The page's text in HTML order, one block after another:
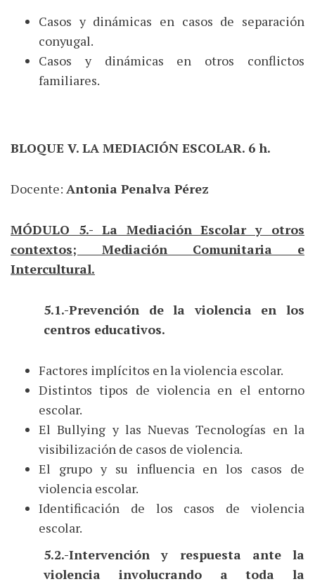
Casos y dinámicas en casos de separación
conyugal.
Casos y dinámicas en otros conflictos
familiares.
BLOQUE V. LA MEDIACIÓN ESCOLAR. 6 h.
Docente: Antonia Penalva Pérez
MÓDULO 5.- La Mediación Escolar y otros
contextos; Mediación Comunitaria e
Intercultural.
5.1.-Prevención de la violencia en los
centros educativos.
Factores implícitos en la violencia escolar.
Distintos tipos de violencia en el entorno
escolar.
El Bullying y las Nuevas Tecnologías en la
visibilización de casos de violencia.
El grupo y su influencia en los casos de
violencia escolar.
Identificación de los casos de violencia
escolar.
5.2.-Intervención y respuesta ante la
violencia involucrando a toda la